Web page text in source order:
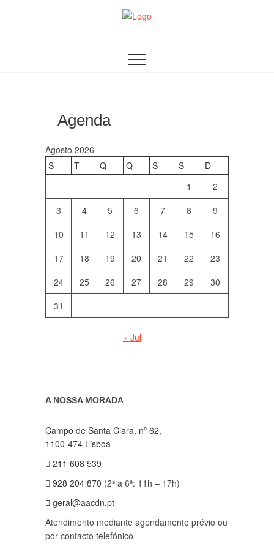
Agenda
Agosto 2026
S
T Q Q S S
D
1
2
3
4 5 6 7 8
9
10
11 12 13 14 15
16
17
18 19 20 21 22
23
24
25 26 27 28 29
30
31
« Jul
A NOSSA MORADA
Campo de Santa Clara, nº 62,
1100-474 Lisboa
211 608 539
928 204 870 (2ª a 6ª: 11h – 17h)
geral@aacdn.pt
Atendimento mediante agendamento prévio ou
por contacto telefónico